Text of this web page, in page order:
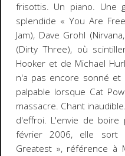
frisottis. Un piano. Une
splendide « You Are
Jam), Dave Grohl
(Dirty Three), où
Hooker et de Michael
n'a pas encore sonné
palpable lorsque Cat
massacre. Chant
d'effroi. L'envie de
février 2006, elle sort
Greatest », référence à